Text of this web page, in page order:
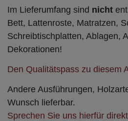
Im Lieferumfang sind nicht
Bett, Lattenroste, Matratzen,
Schreibtischplatten, Ablagen,
Dekorationen!
Den Qualitätspass zu diesem
Andere Ausführungen,
Wunsch lieferbar.
Sprechen Sie uns hierfür